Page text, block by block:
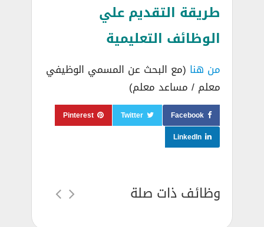
طريقة التقديم علي
الوظائف التعليمية
من هنا (مع البحث عن المسمي الوظيفي
معلم / مساعد معلم)
Facebook
Twitter
Pinterest
LinkedIn
وظائف ذات صلة